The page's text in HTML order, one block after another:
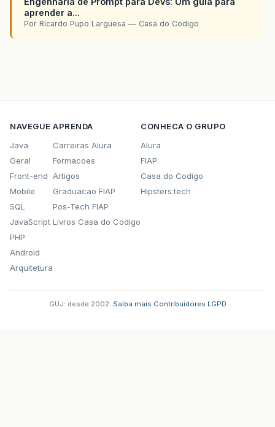
aprender a...
Por Ricardo Pupo Larguesa — Casa do Codigo
NAVEGUE
Java
Geral
Front-end
Mobile
SQL
JavaScript
PHP
Android
Arquitetura
APRENDA
Carreiras Alura
Formacoes
Artigos
Graduacao FIAP
Pos-Tech FIAP
Livros Casa do Codigo
CONHECA O GRUPO
Alura
FIAP
Casa do Codigo
Hipsters.tech
GUJ: desde 2002. Saiba mais Contribuidores LGPD